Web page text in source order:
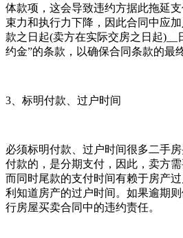
体款项，这会导致违约方据此拖延
束力和执行力下降，因此合同中应
款之日起(卖方在实际交房之日起)__
约金”的条款，以确保合同条款的最
3、标明付款、过户时间
必须标明付款、过户时间很多二手
付款的，是分期支付，因此，卖方
而同时尾款的支付时间有赖于房产
利知道房产的过户时间。如果逾期
行房屋买卖合同中的违约责任。